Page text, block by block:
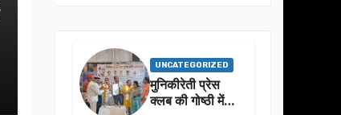
UNCATEGORIZED
मुनिकीरेती प्रेस
क्लब की गोष्ठी में